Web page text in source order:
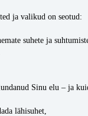
ja valikud on seotud:
suhete ja
Sinu elu – ja
lähisuhet,